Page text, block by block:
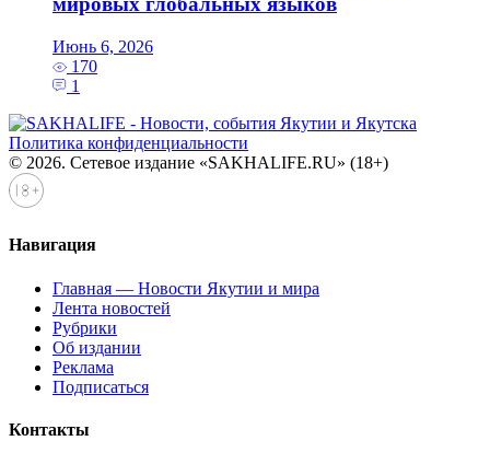
Июнь 6, 2026
170
1
Политика конфиденциальности
© 2026. Сетевое издание «SAKHALIFE.RU» (18+)
Навигация
Главная — Новости Якутии и мира
Лента новостей
Рубрики
Об издании
Реклама
Подписаться
Контакты